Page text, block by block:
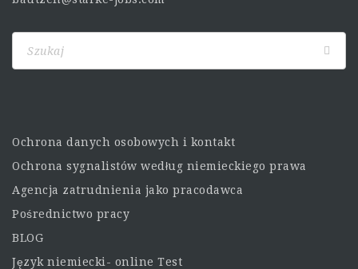
Ochrona danych osobowych i kontakt
Ochrona sygnalistów według niemieckiego prawa
Agencja zatrudnienia jako pracodawca
Pośrednictwo pracy
BLOG
Język niemiecki- online Test